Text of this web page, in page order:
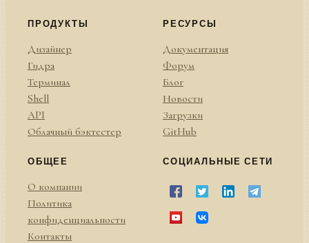
ПРОДУКТЫ
Дизайнер
Гидра
Терминал
Shell
API
Облачный бэктестер
РЕСУРСЫ
Документация
Форум
Блог
Новости
Загрузки
GitHub
ОБЩЕЕ
О компании
Политика
конфиденциальности
Контакты
СОЦИАЛЬНЫЕ СЕТИ